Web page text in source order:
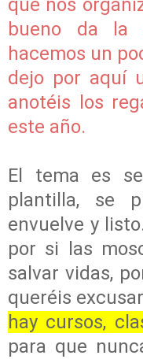
que nos
bueno da la
hacemos un
dejo por aquí
anotéis los
este año.
El tema es
plantilla, se
envuelve y
por si las
salvar vidas,
queréis
hay cursos,
para que